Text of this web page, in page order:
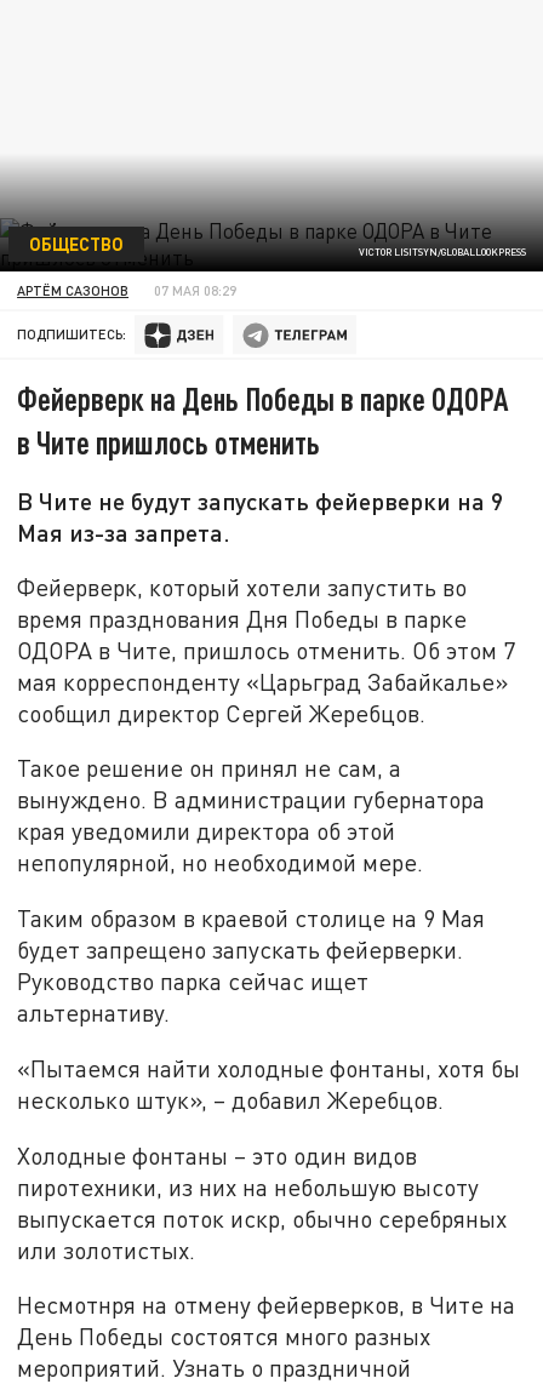
VICTOR LISITSYN/GLOBALLOOKPRESS
ОБЩЕСТВО
АРТЁМ САЗОНОВ 07 МАЯ 08:29
ПОДПИШИТЕСЬ:
Фейерверк на День Победы в парке ОДОРА
в Чите пришлось отменить
В Чите не будут запускать фейерверки на 9
Мая из-за запрета.
Фейерверк, который хотели запустить во
время празднования Дня Победы в парке
ОДОРА в Чите, пришлось отменить. Об этом 7
мая корреспонденту «Царьград Забайкалье»
сообщил директор Сергей Жеребцов.
Такое решение он принял не сам, а
вынуждено. В администрации губернатора
края уведомили директора об этой
непопулярной, но необходимой мере.
Таким образом в краевой столице на 9 Мая
будет запрещено запускать фейерверки.
Руководство парка сейчас ищет
альтернативу.
«Пытаемся найти холодные фонтаны, хотя бы
несколько штук», – добавил Жеребцов.
Холодные фонтаны – это один видов
пиротехники, из них на небольшую высоту
выпускается поток искр, обычно серебряных
или золотистых.
Несмотнря на отмену фейерверков, в Чите на
День Победы состоятся много разных
мероприятий. Узнать о праздничной